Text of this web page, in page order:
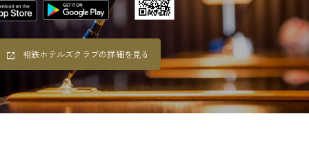
相鉄ホテルズクラブの詳細を見る